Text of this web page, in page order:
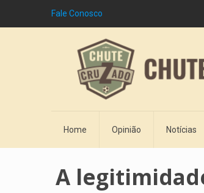
Fale Conosco
Home Opinião Notícias
A